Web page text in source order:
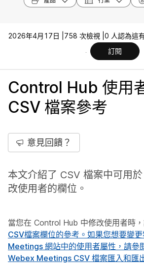
2026年4月17日 | 758 次檢視 | 0 人認為這
訂閱
Control Hub 使用
CSV 檔案參考
意見回饋？
本文介紹了 CSV 檔案中可用
改使用者的欄位。
當您在 Control Hub 中修改使用者時
CSV檔案欄位的參考。如果您想要變
Meetings 網站中的使用者屬性，請參
Webex Meetings CSV 檔案匯入和匯